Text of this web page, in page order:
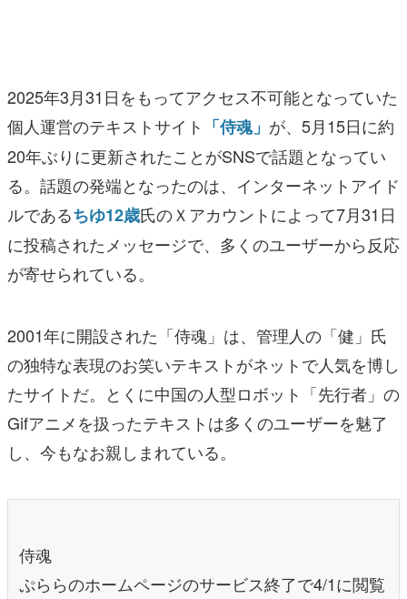
電ファミニコゲーマーとは？
運営：株式会社マレ
2025年3月31日をもってアクセス不可能となっていた
個人運営のテキストサイト 「侍魂」 が、5月15日に約
20年ぶりに更新されたことがSNSで話題となってい
る。話題の発端となったのは、インターネットアイド
ルであるちゆ12歳氏のＸアカウントによって7月31日
に投稿されたメッセージで、多くのユーザーから反応
が寄せられている。
2001年に開設された「侍魂」は、管理人の「健」氏
の独特な表現のお笑いテキストがネットで人気を博し
たサイトだ。とくに中国の人型ロボット「先行者」の
Gifアニメを扱ったテキストは多くのユーザーを魅了
し、今もなお親しまれている。
侍魂
ぷららのホームページのサービス終了で4/1に閲覧